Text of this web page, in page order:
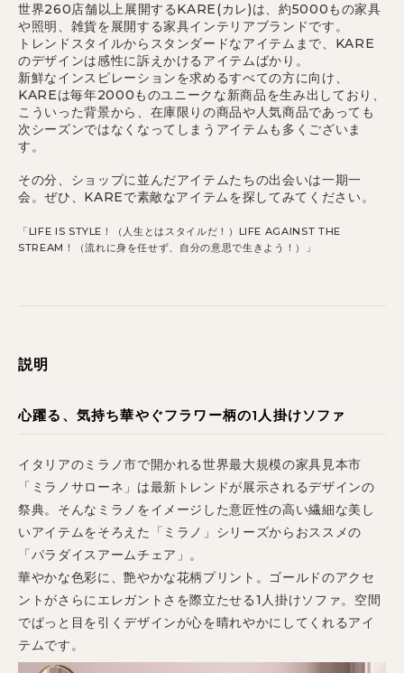
世界260店舗以上展開するKARE(カレ)は、約5000もの家具
や照明、雑貨を展開する家具インテリアブランドです。
トレンドスタイルからスタンダードなアイテムまで、KARE
のデザインは感性に訴えかけるアイテムばかり。
新鮮なインスピレーションを求めるすべての方に向け、
KAREは毎年2000ものユニークな新商品を生み出しており、
こういった背景から、在庫限りの商品や人気商品であっても
次シーズンではなくなってしまうアイテムも多くございま
す。
その分、ショップに並んだアイテムたちの出会いは一期一
会。ぜひ、KAREで素敵なアイテムを探してみてください。
「LIFE IS STYLE！（人生とはスタイルだ！）LIFE AGAINST THE
STREAM！（流れに身を任せず、自分の意思で生きよう！）」
説明
心躍る、気持ち華やぐフラワー柄の1人掛けソファ
イタリアのミラノ市で開かれる世界最大規模の家具見本市
「ミラノサローネ」は最新トレンドが展示されるデザインの
祭典。そんなミラノをイメージした意匠性の高い繊細な美し
いアイテムをそろえた「ミラノ」シリーズからおススメの
「パラダイスアームチェア」。
華やかな色彩に、艶やかな花柄プリント。ゴールドのアクセ
ントがさらにエレガントさを際立たせる1人掛けソファ。空間
でぱっと目を引くデザインが心を晴れやかにしてくれるアイ
テムです。